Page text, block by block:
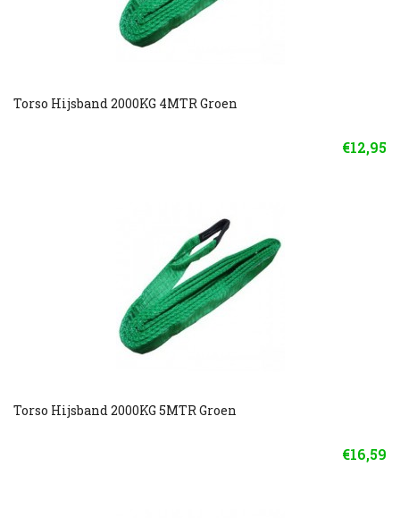
Torso Hijsband 2000KG 4MTR Groen
€12,95
Torso Hijsband 2000KG 5MTR Groen
€16,59